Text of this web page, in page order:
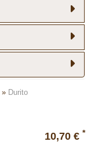
» Durito
10,70 € *